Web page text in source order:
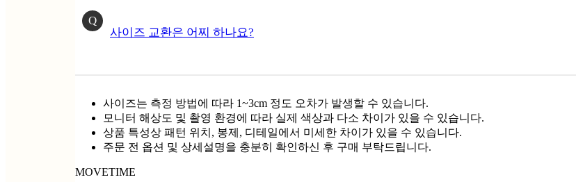
Q
사이즈 교환은 어찌 하나요?
사이즈는 측정 방법에 따라 1~3cm 정도 오차가 발생할 수 있습니다.
모니터 해상도 및 촬영 환경에 따라 실제 색상과 다소 차이가 있을 수 있습니다.
상품 특성상 패턴 위치, 봉제, 디테일에서 미세한 차이가 있을 수 있습니다.
주문 전 옵션 및 상세설명을 충분히 확인하신 후 구매 부탁드립니다.
MOVETIME